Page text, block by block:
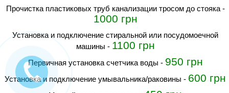
прочистка пластиковых труб канализации тросом до стояка -
1000 грн
установка и подключение стиральной или посудомоечной
машины - 1100 грн
первичная установка счетчика воды - 950 грн
Установка и подключение умывальника/раковины - 600 грн